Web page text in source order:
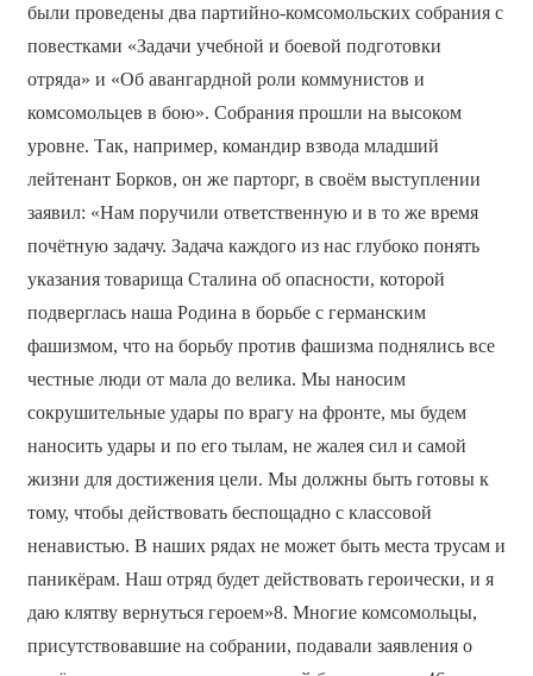
были проведены два партийно-комсомольских собрания с
повестками «Задачи учебной и боевой подготовки
отряда» и «Об авангардной роли коммунистов и
комсомольцев в бою». Собрания прошли на высоком
уровне. Так, например, командир взвода младший
лейтенант Борков, он же парторг, в своём выступлении
заявил: «Нам поручили ответственную и в то же время
почётную задачу. Задача каждого из нас глубоко понять
указания товарища Сталина об опасности, которой
подверглась наша Родина в борьбе с германским
фашизмом, что на борьбу против фашизма поднялись все
честные люди от мала до велика. Мы наносим
сокрушительные удары по врагу на фронте, мы будем
наносить удары и по его тылам, не жалея сил и самой
жизни для достижения цели. Мы должны быть готовы к
тому, чтобы действовать беспощадно с классовой
ненавистью. В наших рядах не может быть места трусам и
паникёрам. Наш отряд будет действовать героически, и я
даю клятву вернуться героем»8. Многие комсомольцы,
присутствовавшие на собрании, подавали заявления о